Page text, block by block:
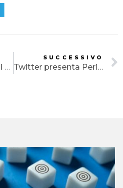
Cos’è WordPress e i suoi vantaggi
SUCCESSIVO
Twitter presenta Periscope